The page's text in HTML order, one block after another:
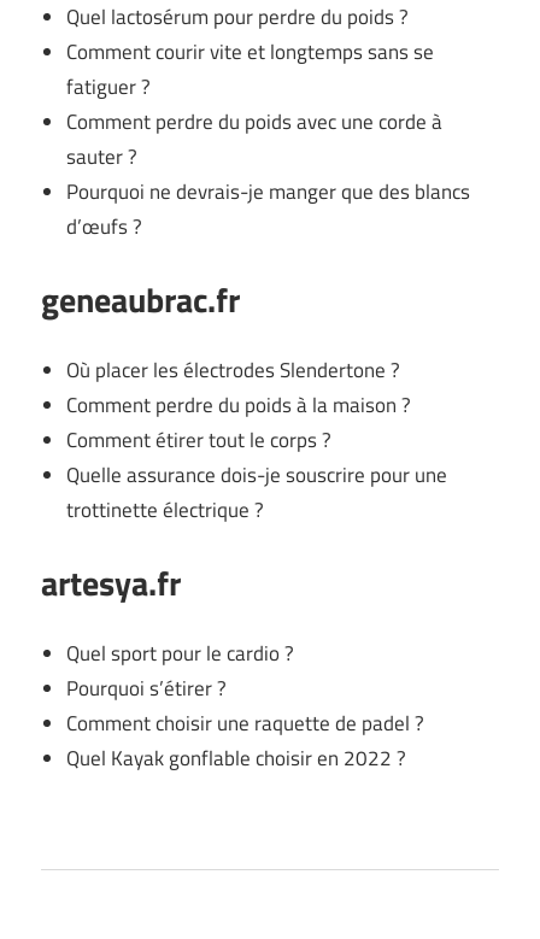
Quel lactosérum pour perdre du poids ?
Comment courir vite et longtemps sans se
fatiguer ?
Comment perdre du poids avec une corde à
sauter ?
Pourquoi ne devrais-je manger que des blancs
d’œufs ?
geneaubrac.fr
Où placer les électrodes Slendertone ?
Comment perdre du poids à la maison ?
Comment étirer tout le corps ?
Quelle assurance dois-je souscrire pour une
trottinette électrique ?
artesya.fr
Quel sport pour le cardio ?
Pourquoi s’étirer ?
Comment choisir une raquette de padel ?
Quel Kayak gonflable choisir en 2022 ?